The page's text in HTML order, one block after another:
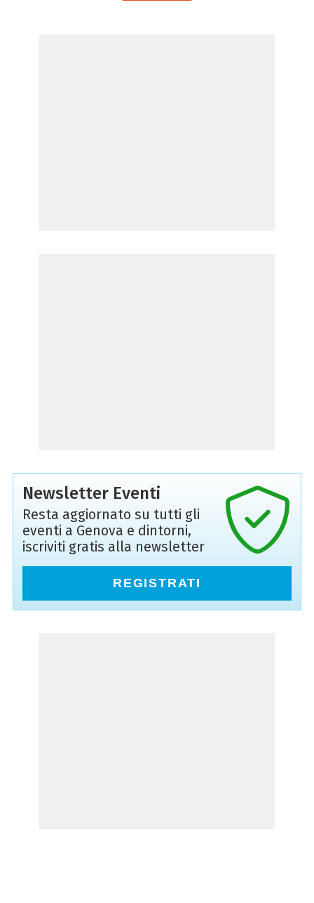
Newsletter Eventi
Resta aggiornato su tutti gli
eventi a Genova e dintorni,
iscriviti gratis alla newsletter
REGISTRATI